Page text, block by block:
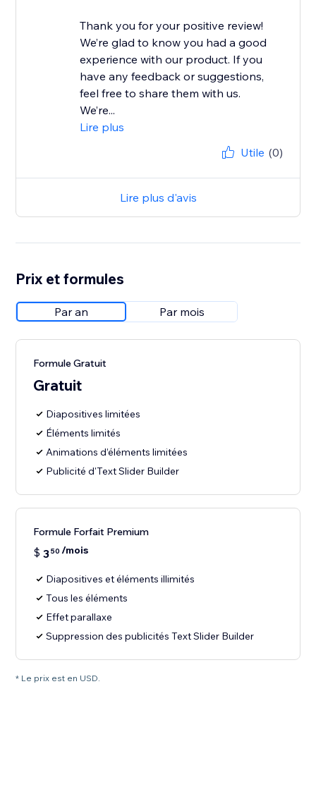
Thank you for your positive review!
We’re glad to know you had a good
experience with our product. If you
have any feedback or suggestions,
feel free to share them with us.
We’re...
Lire plus
Utile (0)
Lire plus d'avis
Prix et formules
Par an Par mois
Formule Gratuit
Gratuit
Diapositives limitées
Éléments limités
Animations d’éléments limitées
Publicité d'Text Slider Builder
Formule Forfait Premium
$ 350 /mois
Diapositives et éléments illimités
Tous les éléments
Effet parallaxe
Suppression des publicités Text Slider Builder
* Le prix est en USD.